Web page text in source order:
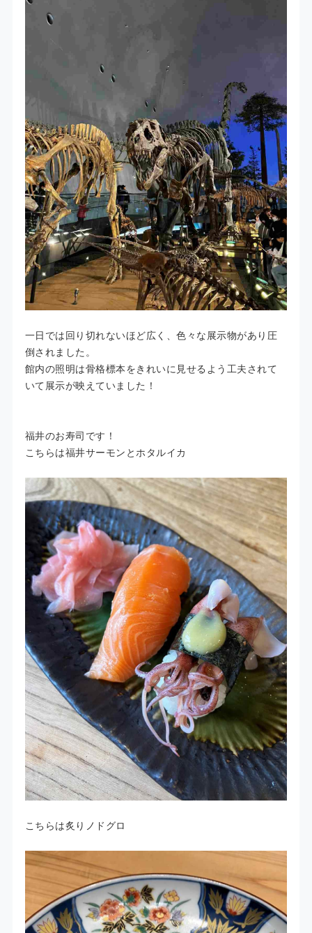
一日では回り切れないほど広く、色々な展示物があり圧
倒されました。
館内の照明は骨格標本をきれいに見せるよう工夫されて
いて展示が映えていました！
福井のお寿司です！
こちらは福井サーモンとホタルイカ
こちらは炙りノドグロ